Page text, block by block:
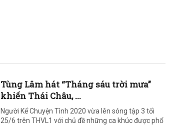
Tùng Lâm hát “Tháng sáu trời mưa”
khiến Thái Châu, ...
Người Kể Chuyện Tình 2020 vừa lên sóng tập 3 tối
25/6 trên THVL1 với chủ đề những ca khúc được phổ